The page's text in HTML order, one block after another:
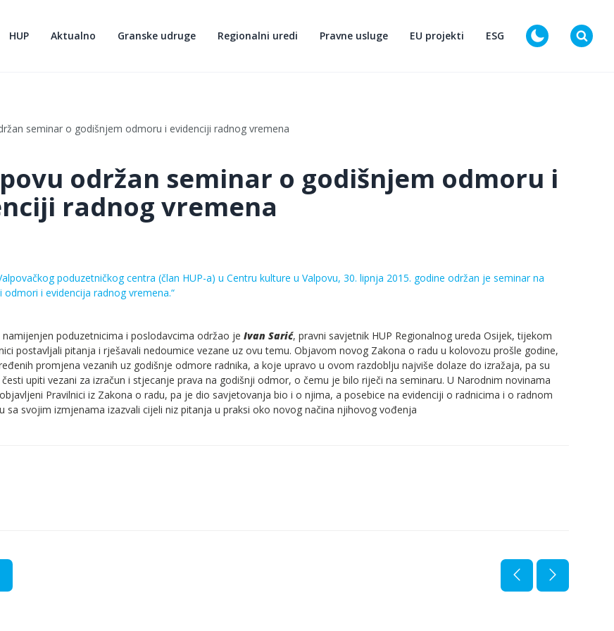
HUP Aktualno Granske udruge Regionalni uredi Pravne usluge EU projekti ESG D
seminar o godišnjem odmoru i evidenciji radnog vremena
održan seminar o godišnjem odmoru i
radnog vremena
poduzetničkog centra (član HUP-a) u Centru kulture u Valpovu, 30. lipnja 2015. godine održan je seminar na
odmori i evidencija radnog vremena.“
poduzetnicima i poslodavcima održao je Ivan Sarić, pravni savjetnik HUP Regionalnog ureda Osijek, tijekom
postavljali pitanja i rješavali nedoumice vezane uz ovu temu. Objavom novog Zakona o radu u kolovozu prošle godine,
promjena vezanih uz godišnje odmore radnika, a koje upravo u ovom razdoblju najviše dolaze do izražaja, pa su
upiti vezani za izračun i stjecanje prava na godišnji odmor, o čemu je bilo riječi na seminaru. U Narodnim novinama
Pravilnici iz Zakona o radu, pa je dio savjetovanja bio i o njima, a posebice na evidenciji o radnicima i o radnom
sa svojim izmjenama izazvali cijeli niz pitanja u praksi oko novog načina njihovog vođenja